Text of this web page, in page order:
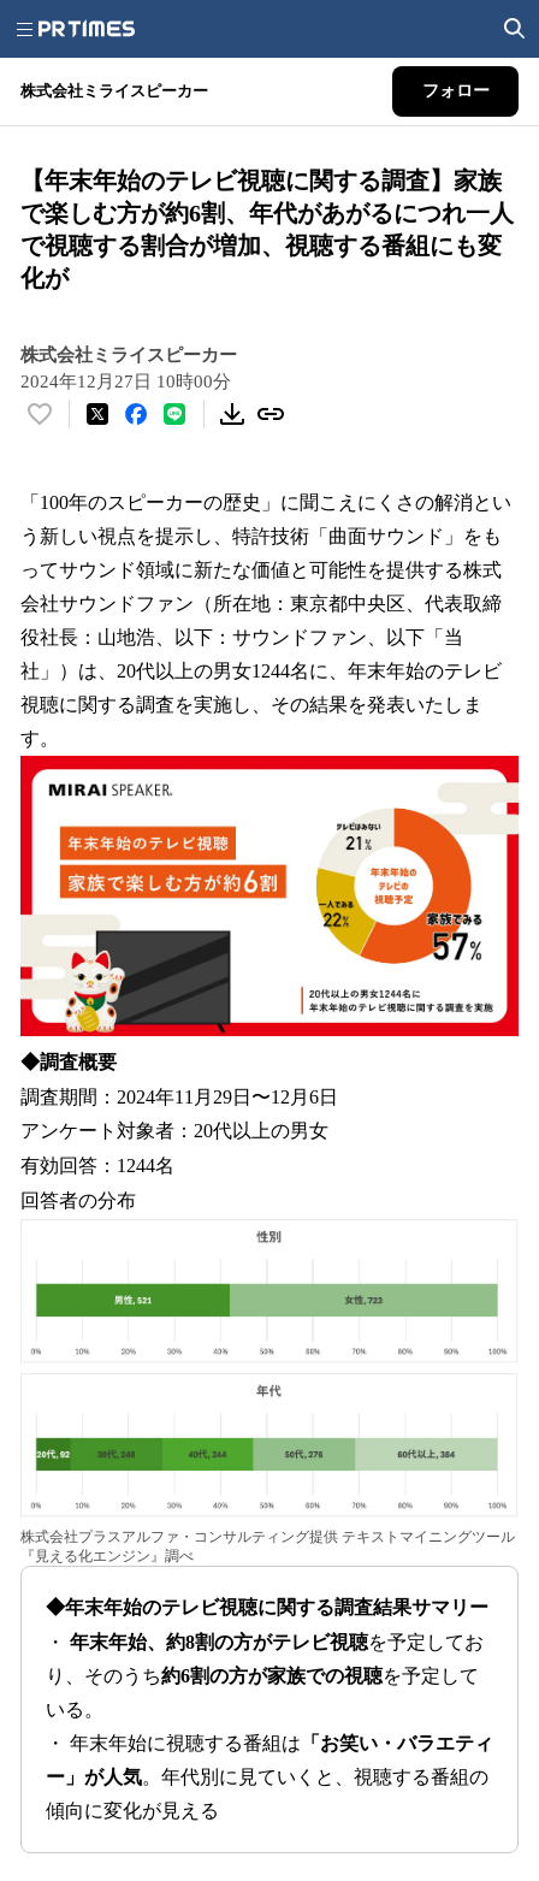
株式会社ミライスピーカー フォロー
【年末年始のテレビ視聴に関する調査】家族
で楽しむ方が約6割、年代があがるにつれ一人
で視聴する割合が増加、視聴する番組にも変
化が
株式会社ミライスピーカー
2024年12月27日 10時00分
い
！
数
を
読
み
込
み
中
で
「100年のスピーカーの歴史」に聞こえにくさの解消とい
う新しい視点を提示し、特許技術「曲面サウンド」をも
ってサウンド領域に新たな価値と可能性を提供する株式
会社サウンドファン（所在地：東京都中央区、代表取締
役社長：山地浩、以下：サウンドファン、以下「当
社」）は、20代以上の男女1244名に、年末年始のテレビ
視聴に関する調査を実施し、その結果を発表いたしま
す。
◆調査概要
調査期間：2024年11月29日〜12月6日
アンケート対象者：20代以上の男女
有効回答：1244名
回答者の分布
株式会社プラスアルファ・コンサルティング提供 テキストマイニングツール
『見える化エンジン』調べ
◆年末年始のテレビ視聴に関する調査結果サマリー
・ 年末年始、約8割の方がテレビ視聴を予定してお
り、そのうち約6割の方が家族での視聴を予定して
いる。
・ 年末年始に視聴する番組は 「お笑い・バラエティ
ー」が人気。年代別に見ていくと、視聴する番組の
傾向に変化が見える